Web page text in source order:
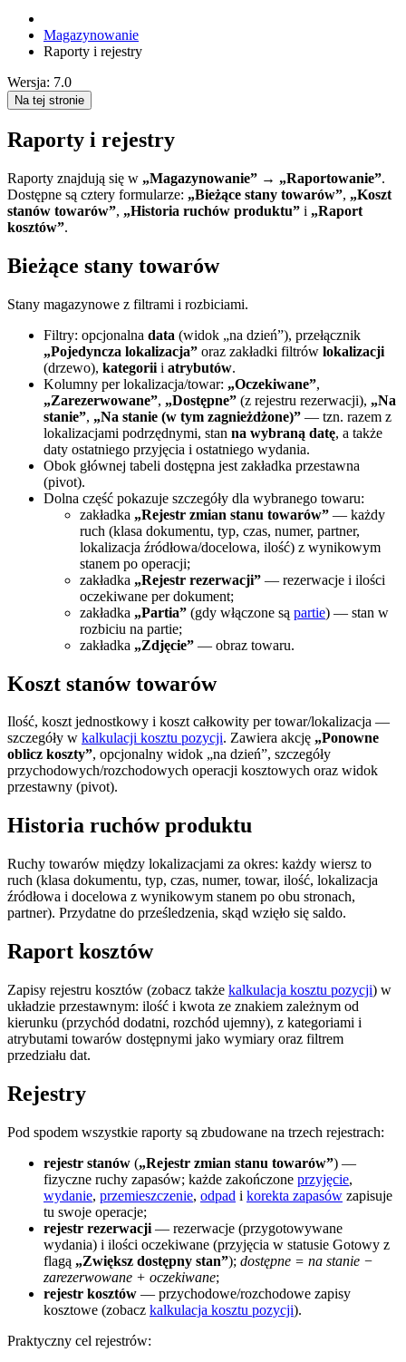
Magazynowanie
Raporty i rejestry
Wersja: 7.0
Na tej stronie
Raporty i rejestry
Raporty znajdują się w „Magazynowanie” → „Raportowanie”.
Dostępne są cztery formularze: „Bieżące stany towarów”, „Koszt
stanów towarów”, „Historia ruchów produktu” i „Raport
kosztów”.
Bieżące stany towarów
Stany magazynowe z filtrami i rozbiciami.
Filtry: opcjonalna data (widok „na dzień”), przełącznik
„Pojedyncza lokalizacja” oraz zakładki filtrów lokalizacji
(drzewo), kategorii i atrybutów.
Kolumny per lokalizacja/towar: „Oczekiwane”,
„Zarezerwowane”, „Dostępne” (z rejestru rezerwacji), „Na
stanie”, „Na stanie (w tym zagnieżdżone)” — tzn. razem z
lokalizacjami podrzędnymi, stan na wybraną datę, a także
daty ostatniego przyjęcia i ostatniego wydania.
Obok głównej tabeli dostępna jest zakładka przestawna
(pivot).
Dolna część pokazuje szczegóły dla wybranego towaru:
zakładka „Rejestr zmian stanu towarów” — każdy
ruch (klasa dokumentu, typ, czas, numer, partner,
lokalizacja źródłowa/docelowa, ilość) z wynikowym
stanem po operacji;
zakładka „Rejestr rezerwacji” — rezerwacje i ilości
oczekiwane per dokument;
zakładka „Partia” (gdy włączone są partie) — stan w
rozbiciu na partie;
zakładka „Zdjęcie” — obraz towaru.
Koszt stanów towarów
Ilość, koszt jednostkowy i koszt całkowity per towar/lokalizacja —
szczegóły w kalkulacji kosztu pozycji. Zawiera akcję „Ponowne
oblicz koszty”, opcjonalny widok „na dzień”, szczegóły
przychodowych/rozchodowych operacji kosztowych oraz widok
przestawny (pivot).
Historia ruchów produktu
Ruchy towarów między lokalizacjami za okres: każdy wiersz to
ruch (klasa dokumentu, typ, czas, numer, towar, ilość, lokalizacja
źródłowa i docelowa z wynikowym stanem po obu stronach,
partner). Przydatne do prześledzenia, skąd wzięło się saldo.
Raport kosztów
Zapisy rejestru kosztów (zobacz także kalkulacja kosztu pozycji) w
układzie przestawnym: ilość i kwota ze znakiem zależnym od
kierunku (przychód dodatni, rozchód ujemny), z kategoriami i
atrybutami towarów dostępnymi jako wymiary oraz filtrem
przedziału dat.
Rejestry
Pod spodem wszystkie raporty są zbudowane na trzech rejestrach:
rejestr stanów („Rejestr zmian stanu towarów”) —
fizyczne ruchy zapasów; każde zakończone przyjęcie,
wydanie, przemieszczenie, odpad i korekta zapasów zapisuje
tu swoje operacje;
rejestr rezerwacji — rezerwacje (przygotowywane
wydania) i ilości oczekiwane (przyjęcia w statusie Gotowy z
flagą „Zwiększ dostępny stan”); dostępne = na stanie −
zarezerwowane + oczekiwane;
rejestr kosztów — przychodowe/rozchodowe zapisy
kosztowe (zobacz kalkulacja kosztu pozycji).
Praktyczny cel rejestrów: